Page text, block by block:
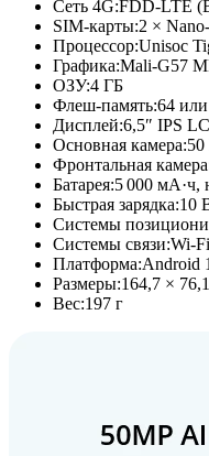
Сеть 4G:FDD-LTE
SIM-карты:2 ×
Процессор:Unisoc
Графика:Mali-G57
ОЗУ:4 ГБ
Флеш-память:64
Дисплей:6,5″ IPS
Основная камера:
Фронтальная
Батарея:5 000 мА·ч,
Быстрая зарядка:10
Системы
Системы связи:Wi-
Платформа:Android
Размеры:164,7 ×
Вес:197 г